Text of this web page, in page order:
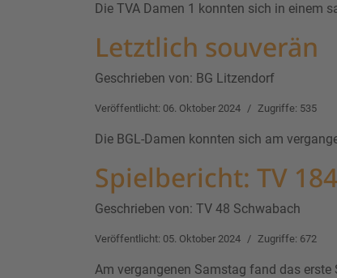
Die TVA Damen 1 konnten sich in einem
Letztlich souverän
Geschrieben von: BG Litzendorf
Veröffentlicht: 06. Oktober 2024 Zugriffe: 535
Die BGL-Damen konnten sich am
Spielbericht: TV
Geschrieben von: TV 48 Schwabach
Veröffentlicht: 05. Oktober 2024 Zugriffe: 672
Am vergangenen Samstag fand das